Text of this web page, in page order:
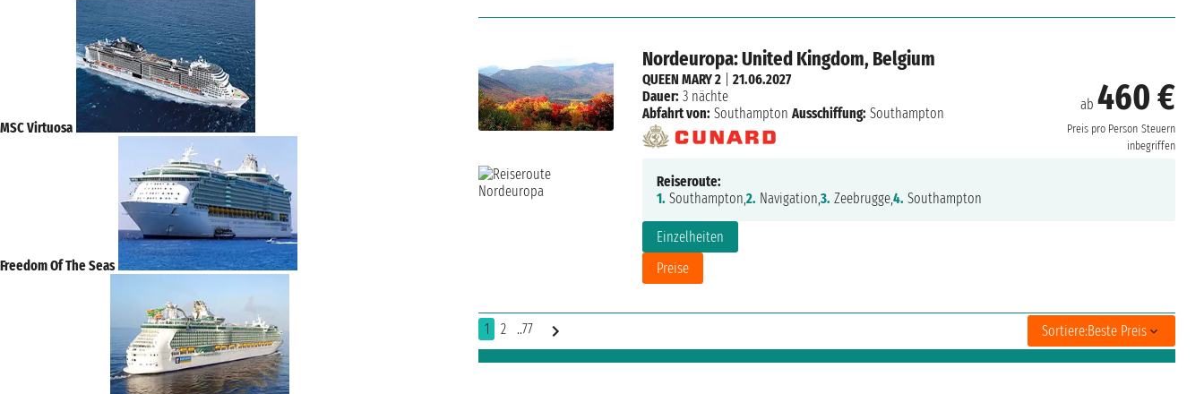
Nordeuropa: United Kingdom, Belgium
ab 460 €
Preis pro Person Steuern
inbegriffen
Einzelheiten
Preise
QUEEN MARY 2 |21.06.2027
Dauer: 3 nächte
Abfahrt von: Southampton Ausschiffung: Southampton
Reiseroute:
1. Southampton,2. Navigation,3. Zeebrugge,4. Southampton
1 2 ..77 Sortiere:Beste Preis
MSC Virtuosa
Freedom Of The Seas